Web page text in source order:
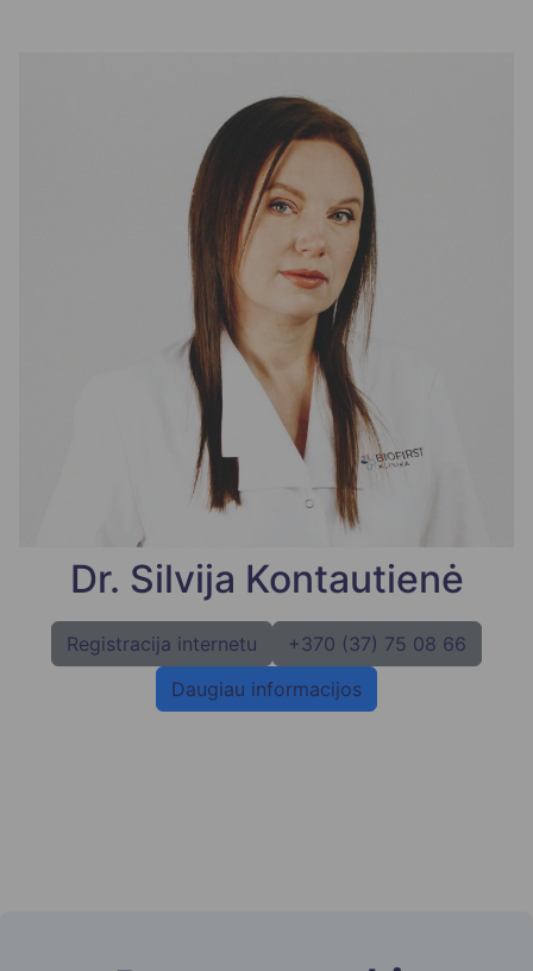
Dr. Silvija Kontautienė
Registracija internetu
+370 (37) 75 08 66
Daugiau informacijos